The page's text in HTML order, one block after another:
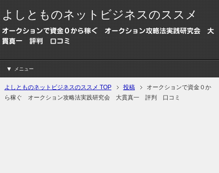
よしとものネットビジネスのススメ
オークションで資金０から稼ぐ オークション攻略法実践研究会 大
貫真一 評判 口コミ
メニュー
よしとものネットビジネスのススメ TOP 投稿
オークションで資金０か
ら稼ぐ オークション攻略法実践研究会 大貫真一 評判 口コミ